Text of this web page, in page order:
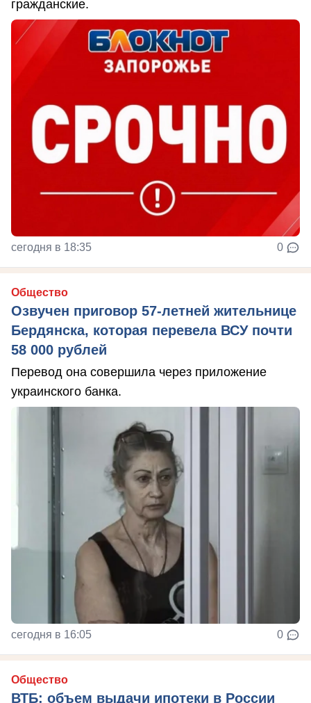
гражданские.
сегодня в 18:35 0
Общество
Озвучен приговор 57-летней жительнице
Бердянска, которая перевела ВСУ почти
58 000 рублей
Перевод она совершила через приложение
украинского банка.
сегодня в 16:05 0
Общество
ВТБ: объем выдачи ипотеки в России